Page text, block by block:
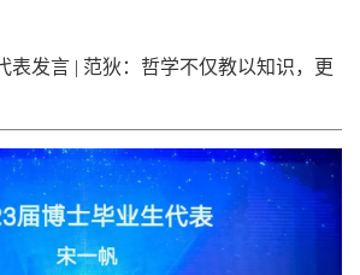
表发言 | 范狄：哲学不仅教以知识，更